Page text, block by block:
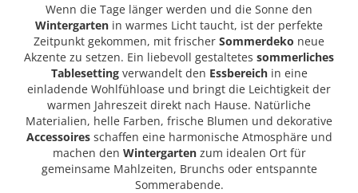
Wenn die Tage länger werden und die Sonne den
Wintergarten in warmes Licht taucht, ist der perfekte
Zeitpunkt gekommen, mit frischer Sommerdeko neue
Akzente zu setzen. Ein liebevoll gestaltetes sommerliches
Tablesettingverwandelt den Essbereichin eine
einladende Wohlfühloase und bringt die Leichtigkeit der
warmen Jahreszeit direkt nach Hause. Natürliche
Materialien, helle Farben, frische Blumen und dekorative
Accessoiresschaffen eine harmonische Atmosphäre und
machen den Wintergartenzum idealen Ort für
gemeinsame Mahlzeiten, Brunchs oder entspannte
Sommerabende.